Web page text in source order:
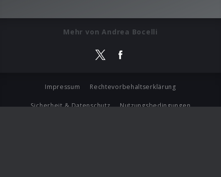
Mehr von Andrea Bocelli
Impressum Rechtevorbehaltserklärung
Sicherheit & Datenschutz Nutzungsbedingungen